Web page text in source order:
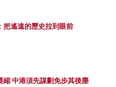
把遙遠的歷史拉到眼前
縮 中港須先謀劃免步其後塵